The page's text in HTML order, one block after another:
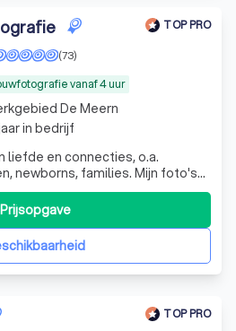
TOP PRO
vanaf 4 uur
(73)
liefde en connecties, o.a.
newborns, families. Mijn foto's
met contrastrijk en
Prijsopgave
De Meern
in bedrijf
TOP PRO